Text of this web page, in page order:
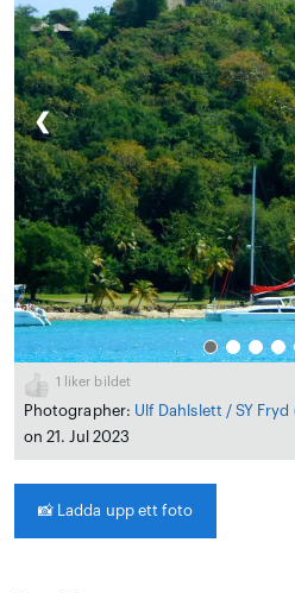
❮
1 liker bildet
Photographer: Ulf Dahlslett / SY Fryd
on 21. Jul 2023
📸 Ladda upp ett foto